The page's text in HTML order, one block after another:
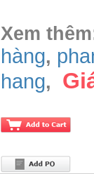
Xem
hàng,
hang,